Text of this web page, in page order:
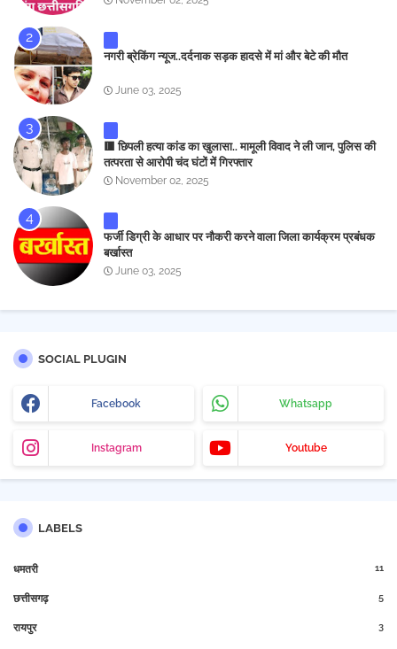
नगरी ब्रेकिंग न्यूज..दर्दनाक सड़क हादसे में मां और बेटे की मौत
June 03, 2025
🟥 छिपली हत्या कांड का खुलासा.. मामूली विवाद ने ली जान, पुलिस की
तत्परता से आरोपी चंद घंटों में गिरफ्तार
November 02, 2025
फर्जी डिग्री के आधार पर नौकरी करने वाला जिला कार्यक्रम प्रबंधक
बर्खास्त
June 03, 2025
SOCIAL PLUGIN
Facebook Whatsapp
Instagram Youtube
LABELS
धमतरी 11
छत्तीसगढ़ 5
रायपुर 3